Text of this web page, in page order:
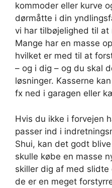
kommoder eller kurve
dørmåtte i din
vi har tilbøjelighed til
Mange har en masse
hvilket er med til at
– og i dig – og du skal
løsninger. Kasserne
fx ned i garagen eller
Hvis du ikke i forvejen
passer ind i
Shui, kan det godt
skulle købe en masse
skiller dig af med
de er en meget